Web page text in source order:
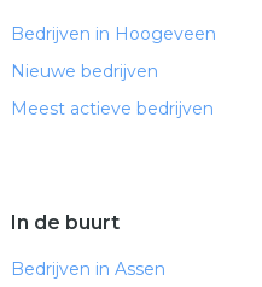
Bedrijven in Hoogeveen
Nieuwe bedrijven
Meest actieve bedrijven
In de buurt
Bedrijven in Assen